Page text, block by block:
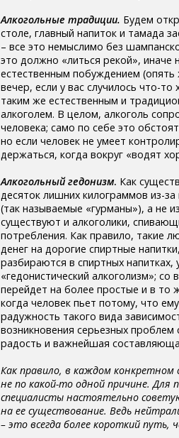
Алкогольные традиции. Будем
столе, главный напиток и тамада
– все это немыслимо без
это должно «литься рекой», иначе
естественным побуждением
вечер, если у вас случилось что-
таким же естественным и
алкоголем. В целом, алкоголь
человека; само по себе это
но если человек не умеет
держаться, когда вокруг «водят
Алкогольный гедонизм. Как
десяток лишних килограммов из-
(так называемые «гурманы»), а не
существуют и алкоголики,
потребления. Как правило, такие
денег на дорогие спиртные
разбираются в спиртных напитках,
«гедонистический алкоголизм»;
перейдет на более простые и в то
когда человек пьет потому, что
радужность такого вида
возникновения серьезных
радость и важнейшая
Как правило, в каждом конкретном
не по какой-то одной причине. Для
специалисты настоятельно
на ее существование. Ведь
– это всегда более короткий путь,